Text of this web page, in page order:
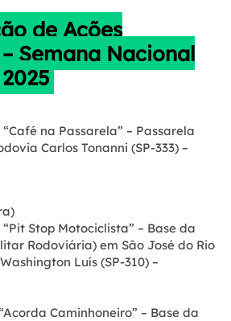
de Ações
Semana Nacional
“Café na Passarela” – Passarela
Carlos Tonanni (SP-333) –
“Pit Stop Motociclista” – Base da
Rodoviária) em São José do Rio
Luís (SP-310) –
Caminhoneiro” – Base da